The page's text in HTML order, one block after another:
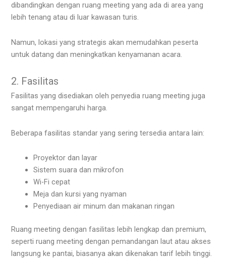
dibandingkan dengan ruang meeting yang ada di area yang
lebih tenang atau di luar kawasan turis.
Namun, lokasi yang strategis akan memudahkan peserta
untuk datang dan meningkatkan kenyamanan acara.
2. Fasilitas
Fasilitas yang disediakan oleh penyedia ruang meeting juga
sangat mempengaruhi harga.
Beberapa fasilitas standar yang sering tersedia antara lain:
Proyektor dan layar
Sistem suara dan mikrofon
Wi-Fi cepat
Meja dan kursi yang nyaman
Penyediaan air minum dan makanan ringan
Ruang meeting dengan fasilitas lebih lengkap dan premium,
seperti ruang meeting dengan pemandangan laut atau akses
langsung ke pantai, biasanya akan dikenakan tarif lebih tinggi.